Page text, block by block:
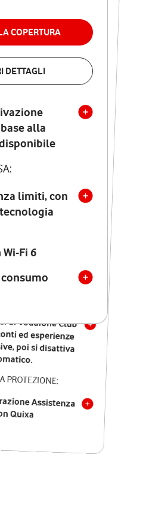
COPERTURA
DETTAGLI
alla
limiti, con
Fi 6
LA COPERTURA
di attivazione
in base alla
disponibile
CASA:
senza limiti, con
tecnologia
Seven con Wi-Fi 7
illimitate verso
fissi e mobili
di Vodafone Club
ed esperienze
poi si disattiva
PROTEZIONE:
Assistenza
Quixa